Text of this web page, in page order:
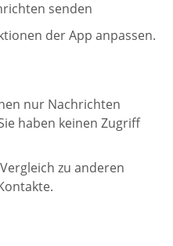
senden
der App anpassen.
nur Nachrichten
haben keinen Zugriff
zu anderen